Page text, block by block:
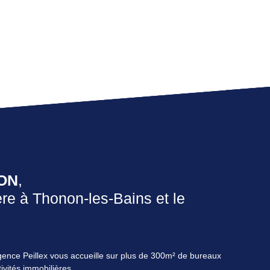
,
à Thonon-les-Bains et le
Peillex vous accueille sur plus de 300m² de bureaux